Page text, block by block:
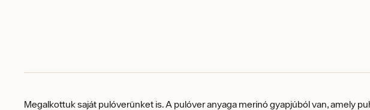
Megalkottuk saját pulóverünket is. A pulóver anyaga merinó gyapjúból van, amely